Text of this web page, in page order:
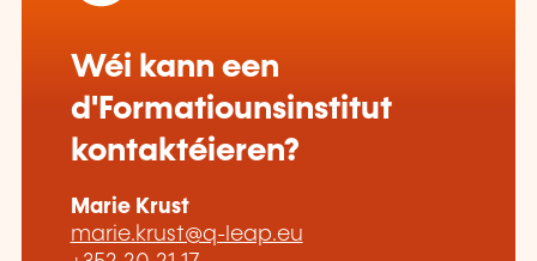
Wéi kann een
d'Formatiounsinstitut
kontaktéieren?
Marie Krust
marie.krust@q-leap.eu